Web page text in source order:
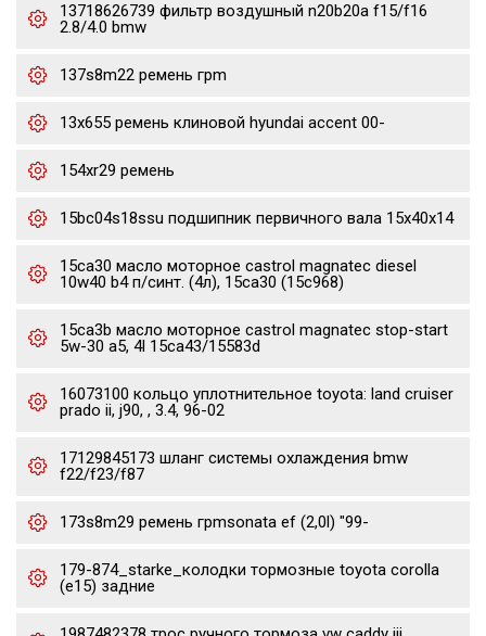
13718626739 фильтр воздушный n20b20a f15/f16
2.8/4.0 bmw
137s8m22 ремень грm
13x655 ремень клиновой hyundai accent 00-
154xr29 ремень
15bc04s18ssu подшипник первичного вала 15x40x14
15ca30 масло моторное castrol magnatec diesel
10w40 b4 п/синт. (4л), 15ca30 (15c968)
15ca3b масло моторное castrol magnatec stop-start
5w-30 a5, 4l 15ca43/15583d
16073100 кольцо уплотнительное toyota: land cruiser
prado ii, j90, , 3.4, 96-02
17129845173 шланг системы охлаждения bmw
f22/f23/f87
173s8m29 ремень грmsonata ef (2,0l) "99-
179-874_starke_колодки тормозные toyota corolla
(e15) задние